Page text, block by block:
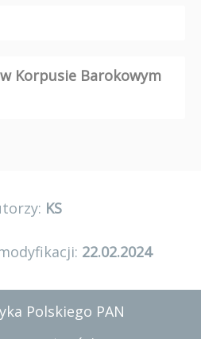
Korpusie Barokowym
KS
22.02.2024
Polskiego PAN